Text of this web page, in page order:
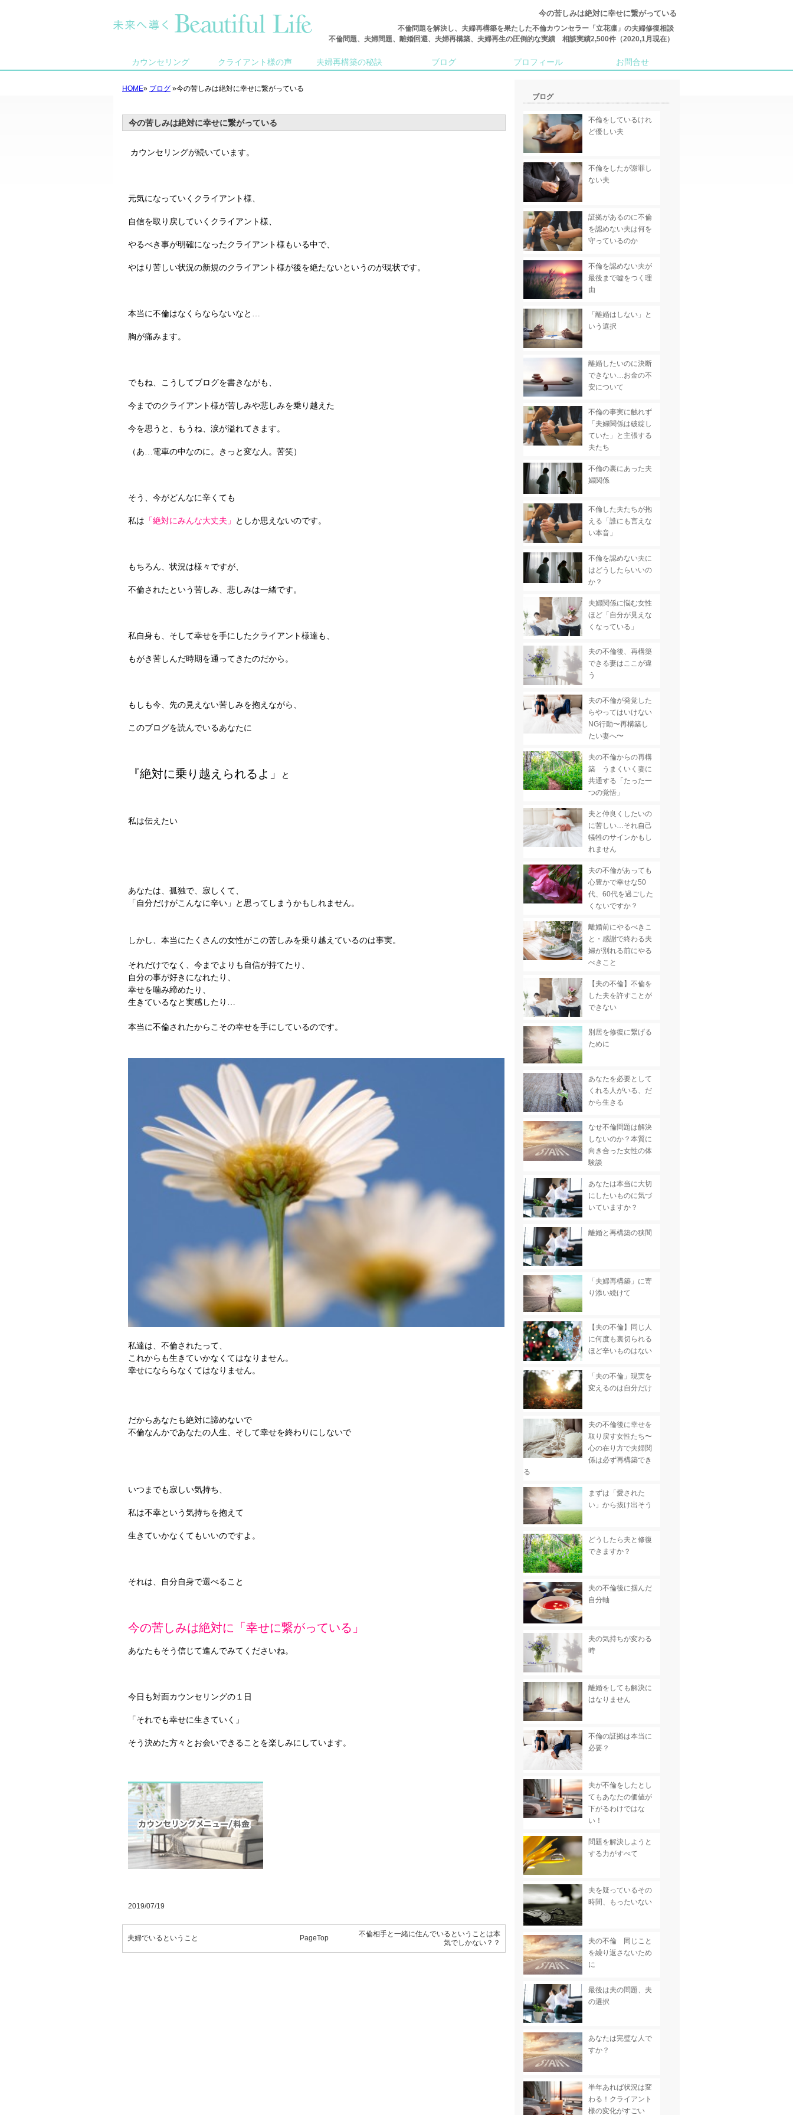
今の苦しみは絶対に幸せに繋がっている
不倫問題を解決し、夫婦再構築を果たした不倫カウンセラー「立花凛」の夫婦修復相談
不倫問題、夫婦問題、離婚回避、夫婦再構築、夫婦再生の圧倒的な実績 相談実績2,500件（2020,1月現在）
カウンセリング クライアント様の声 夫婦再構築の秘訣 ブログ プロフィール お問合せ
HOME» ブログ »今の苦しみは絶対に幸せに繋がっている
今の苦しみは絶対に幸せに繋がっている
カウンセリングが続いています。
元気になっていくクライアント様、
自信を取り戻していくクライアント様、
やるべき事が明確になったクライアント様もいる中で、
やはり苦しい状況の新規のクライアント様が後を絶たないというのが現状です。
本当に不倫はなくらならないなと…
胸が痛みます。
でもね、こうしてブログを書きながも、
今までのクライアント様が苦しみや悲しみを乗り越えた
今を思うと、もうね、涙が溢れてきます。
（あ…電車の中なのに。きっと変な人。苦笑）
そう、今がどんなに辛くても
私は 「絶対にみんな大丈夫」 としか思えないのです。
もちろん、状況は様々ですが、
不倫されたという苦しみ、悲しみは一緒です。
私自身も、そして幸せを手にしたクライアント様達も、
もがき苦しんだ時期を通ってきたのだから。
もしも今、先の見えない苦しみを抱えながら、
このブログを読んでいるあなたに
『絶対に乗り越えられるよ」 と
私は伝えたい
あなたは、孤独で、寂しくて、
「自分だけがこんなに辛い」と思ってしまうかもしれません。
しかし、本当にたくさんの女性がこの苦しみを乗り越えているのは事実。
それだけでなく、今までよりも自信が持てたり、
自分の事が好きになれたり、
幸せを噛み締めたり、
生きているなと実感したり…
本当に不倫されたからこその幸せを手にしているのです。
私達は、不倫されたって、
これからも生きていかなくてはなりません。
幸せになららなくてはなりません。
だからあなたも絶対に諦めないで
不倫なんかであなたの人生、そして幸せを終わりにしないで
いつまでも寂しい気持ち、
私は不幸という気持ちを抱えて
生きていかなくてもいいのですよ。
それは、自分自身で選べること
今の苦しみは絶対に「幸せに繋がっている」
あなたもそう信じて進んでみてくださいね。
今日も対面カウンセリングの１日
「それでも幸せに生きていく」
そう決めた方々とお会いできることを楽しみにしています。
2019/07/19
夫婦でいるということ PageTop
不倫相手と一緒に住んでいるということは本
気でしかない？？
ブログ
不倫をしているけれ
ど優しい夫
不倫をしたが謝罪し
ない夫
証拠があるのに不倫
を認めない夫は何を
守っているのか
不倫を認めない夫が
最後まで嘘をつく理
由
「離婚はしない」と
いう選択
離婚したいのに決断
できない…お金の不
安について
不倫の事実に触れず
「夫婦関係は破綻し
ていた」と主張する
夫たち
不倫の裏にあった夫
婦関係
不倫した夫たちが抱
える「誰にも言えな
い本音」
不倫を認めない夫に
はどうしたらいいの
か？
夫婦関係に悩む女性
ほど「自分が見えな
くなっている」
夫の不倫後、再構築
できる妻はここが違
う
夫の不倫が発覚した
らやってはいけない
NG行動〜再構築し
たい妻へ〜
夫の不倫からの再構
築 うまくいく妻に
共通する「たった一
つの覚悟」
夫と仲良くしたいの
に苦しい…それ自己
犠牲のサインかもし
れません
夫の不倫があっても
心豊かで幸せな50
代、60代を過ごした
くないですか？
離婚前にやるべきこ
と・感謝で終わる夫
婦が別れる前にやる
べきこと
【夫の不倫】不倫を
した夫を許すことが
できない
別居を修復に繋げる
ために
あなたを必要として
くれる人がいる、だ
から生きる
なせ不倫問題は解決
しないのか？本質に
向き合った女性の体
験談
あなたは本当に大切
にしたいものに気づ
いていますか？
離婚と再構築の狭間
「夫婦再構築」に寄
り添い続けて
【夫の不倫】同じ人
に何度も裏切られる
ほど辛いものはない
「夫の不倫」現実を
変えるのは自分だけ
夫の不倫後に幸せを
取り戻す女性たち〜
心の在り方で夫婦関
係は必ず再構築でき
る
まずは「愛された
い」から抜け出そう
どうしたら夫と修復
できますか？
夫の不倫後に掴んだ
自分軸
夫の気持ちが変わる
時
離婚をしても解決に
はなりません
不倫の証拠は本当に
必要？
夫が不倫をしたとし
てもあなたの価値が
下がるわけではな
い！
問題を解決しようと
する力がすべて
夫を疑っているその
時間、もったいない
夫の不倫 同じこと
を繰り返さないため
に
最後は夫の問題、夫
の選択
あなたは完璧な人で
すか？
半年あれば状況は変
わる！クライアント
様の変化がすごい